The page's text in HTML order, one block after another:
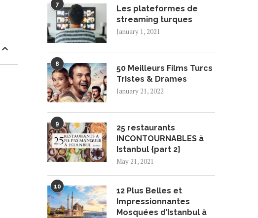
7
Les plateformes de
streaming turques
January 1, 2021
8
50 Meilleurs Films Turcs
Tristes & Drames
January 21, 2022
9
25 restaurants
INCONTOURNABLES à
Istanbul {part 2}
May 21, 2021
10
12 Plus Belles et
Impressionnantes
Mosquées d’Istanbul à